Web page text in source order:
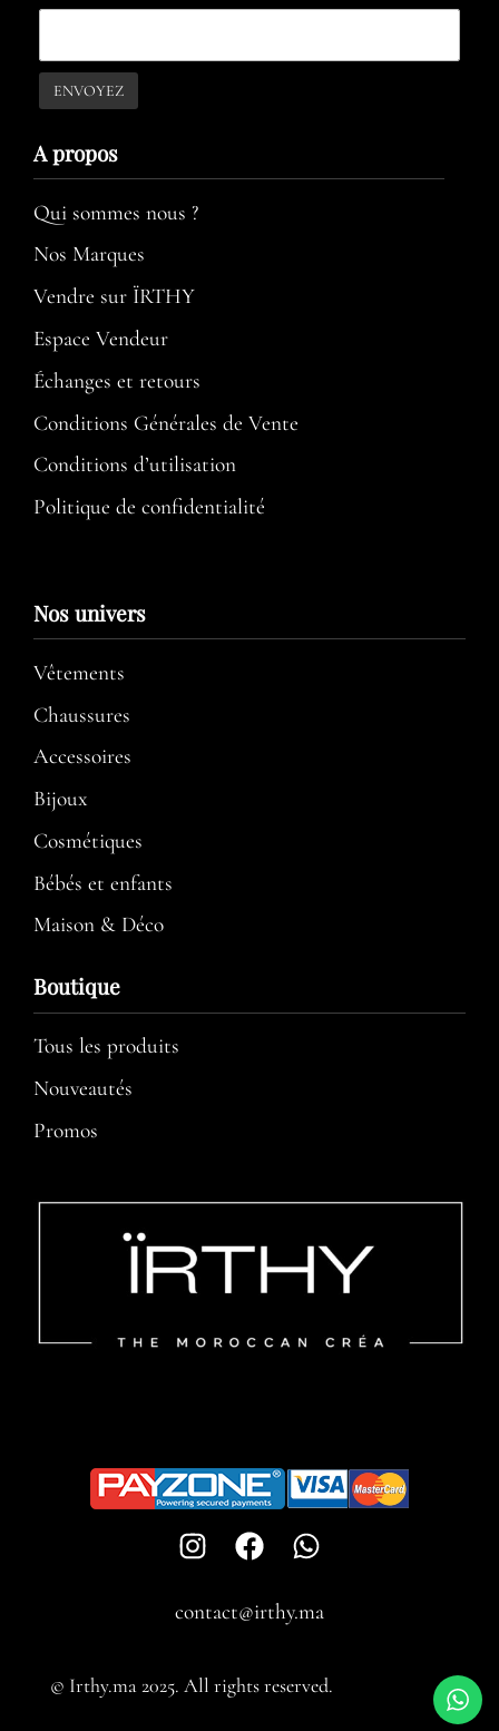
A propos​
Qui sommes nous ?
Nos Marques
Vendre sur ÏRTHY
Espace Vendeur
Échanges et retours
Conditions Générales de Vente
Conditions d’utilisation​
Politique de confidentialité
Nos univers
Vêtements
Chaussures
Accessoires
Bijoux
Cosmétiques
Bébés et enfants
Maison & Déco
Boutique
Tous les produits
Nouveautés
Promos
contact@irthy.ma​
© Irthy.ma 2025. All rights reserved.